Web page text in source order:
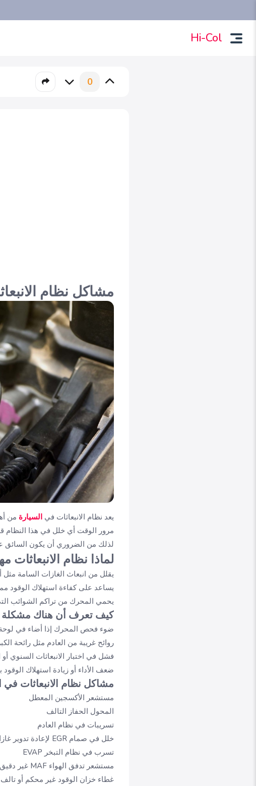
Hi-Col
0
مشاكل نظام
يعد نظام الانبعاثات في السيارة من
مرور الوقت أي خلل في هذا النظام
لذلك من الضروري أن يكون السائق
لماذا نظام الانبعاثات
يقلل من انبعاث الغازات السامة مثل
يساعد على كفاءة استهلاك الوقود
يحمي المحرك من تراكم الشوائب
كيف تعرف أن هناك مشكلة
ضوء فحص المحرك إذا أضاء في لوحة
روائح غريبة من العادم مثل رائحة
فشل في اختبار الانبعاثات السنوي أو
ضعف الأداء أو زيادة استهلاك
مشاكل نظام الانبعاثات في
مستشعر الأكسجين المعطل
المحول الحفاز التالف
تسريبات في نظام العادم
خلل في صمام EGR لإعادة تدوير غازات العادم
تسرب في نظام التبخر EVAP
مستشعر تدفق الهواء MAF غير دقيق
غطاء خزان الوقود غير محكم أو تالف